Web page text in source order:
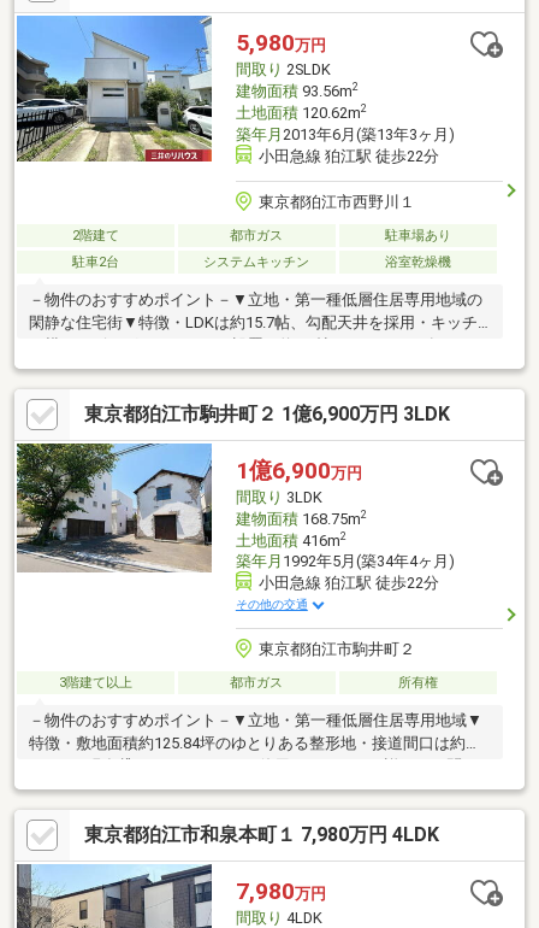
5,980万円
間取り 2SLDK
建物面積93.56m2
土地面積120.62m2
築年月 2013年6月(築13年3ヶ月)
小田急線 狛江駅 徒歩22分
東京都狛江市西野川１
2階建て 都市ガス
駐車場あり
駐車2台
システムキッチン 浴室乾燥機
－物件のおすすめポイント－▼立地・第一種低層住居専用地域の
閑静な住宅街▼特徴・LDKは約15.7帖、勾配天井を採用・キッチ
ン横にリビングカウンターを設置・約2.2帖のパントリー有・コミ
ュニケーションを育むリビング階段・水回りとバルコニーを2階に
集約、洗濯動線良好・収納・窓付の納戸は多用途に活用可・駐車2
台可(車種による)▼設備・複層ガラス・浴室乾燥機▼周辺環境・
いなげや狛江東野川店 徒歩6分(約420m)※一部都市計画道路区域内
(計画決定)■ ご希望の住まい探しをお手伝いします
━━━━━・・・物件の詳細・ご相談はお気軽にお問い合わせく
ださい。
東京都狛江市駒井町２ 1億6,900万円 3LDK
1億6,900万円
間取り 3LDK
建物面積168.75m2
土地面積416m2
築年月 1992年5月(築34年4ヶ月)
小田急線 狛江駅 徒歩22分
その他の交通
東京都狛江市駒井町２
3階建て以上 都市ガス 所有権
－物件のおすすめポイント－▼立地・第一種低層住居専用地域▼
特徴・敷地面積約125.84坪のゆとりある整形地・接道間口は約
合わせください・スタジオROUTE1／スタジオLa paz／スタジオ
Los※種類／スタジオ 構造／S造2階建 床面積／110.34平米 築
年月／1992年5月築 現況／空室※種類／居宅 構造／木造2階
建 床面積／69.00平米 築年月／2005年11月築 現況／空室■ ご
希望の住まい探しをお手伝いします ━━━━━・・・物件の詳
細・ご相談はお気軽にお問い合わせください。
東京都狛江市和泉本町１ 7,980万円 4LDK
7,980万円
間取り 4LDK